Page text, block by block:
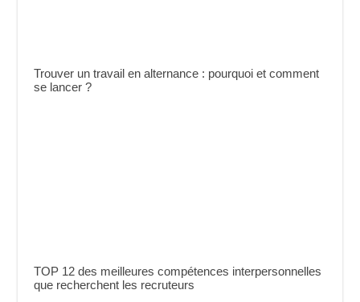
Trouver un travail en alternance : pourquoi et comment
se lancer ?
TOP 12 des meilleures compétences interpersonnelles
que recherchent les recruteurs